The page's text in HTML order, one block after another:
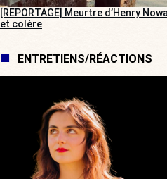
[REPORTAGE] Meurtre d’Henry
et colère
ENTRETIENS/RÉACTIONS